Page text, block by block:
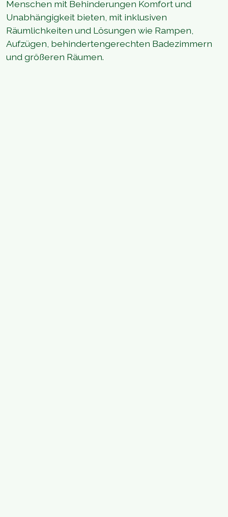
Menschen mit Behinderungen Komfort und
Unabhängigkeit bieten, mit inklusiven
Räumlichkeiten und Lösungen wie Rampen,
Aufzügen, behindertengerechten Badezimmern
und größeren Räumen.